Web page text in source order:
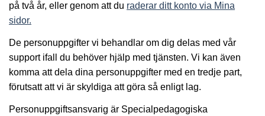
på två år, eller genom att du raderar ditt konto via Mina
sidor.
De personuppgifter vi behandlar om dig delas med vår
support ifall du behöver hjälp med tjänsten. Vi kan även
komma att dela dina personuppgifter med en tredje part,
förutsatt att vi är skyldiga att göra så enligt lag.
Personuppgiftsansvarig är Specialpedagogiska